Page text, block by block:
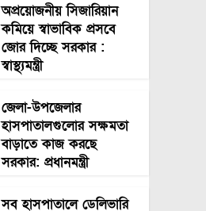
অপ্রয়োজনীয় সিজারিয়ান
কমিয়ে স্বাভাবিক প্রসবে
জোর দিচ্ছে সরকার :
স্বাস্থ্যমন্ত্রী
জেলা-উপজেলার
হাসপাতালগুলোর সক্ষমতা
বাড়াতে কাজ করছে
সরকার: প্রধানমন্ত্রী
সব হাসপাতালে ডেলিভারি